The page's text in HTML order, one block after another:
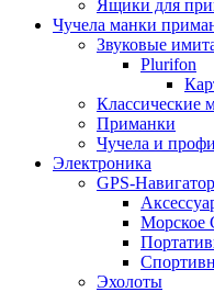
Ящики для
Чучела манки
Звуковые
Plurifon
Классические
Приманки
Чучела и
Электроника
GPS-
Морское
Эхолоты